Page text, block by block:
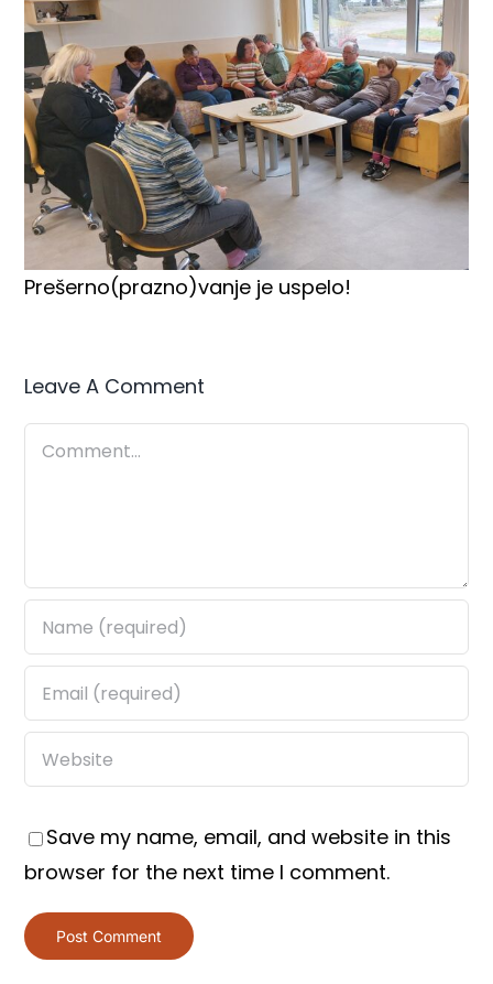
Prešerno(prazno)vanje je uspelo!
Leave A Comment
Comment
Save my name, email, and website in this
browser for the next time I comment.